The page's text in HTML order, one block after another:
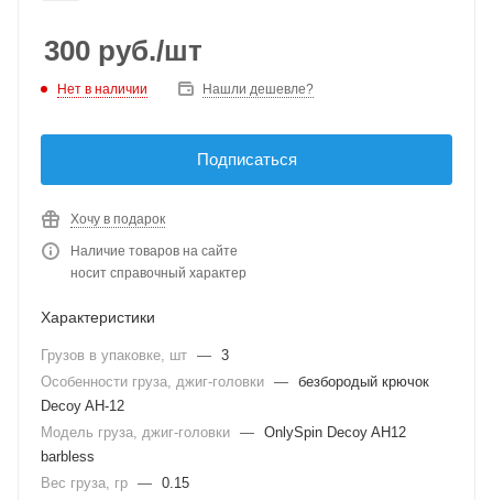
300 руб./шт
Нет в наличии Нашли дешевле?
Подписаться
Хочу в подарок
Наличие товаров на сайте
носит справочный характер
Характеристики
Грузов в упаковке, шт — 3
Особенности груза, джиг-головки — безбородый крючок
Decoy AH-12
Модель груза, джиг-головки — OnlySpin Decoy AH12
barbless
Вес груза, гр — 0.15